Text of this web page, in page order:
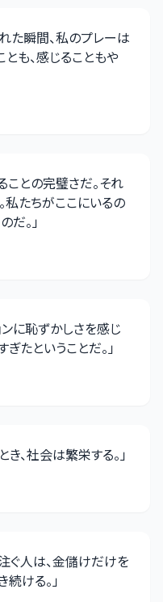
た瞬間、私のプレーは
も、感じることもや
との完璧さだ。それ
私たちがここにいるの
だ。」
に恥ずかしさを感じ
たということだ。」
、社会は繁栄する。」
ぐ人は、金儲けだけを
続ける。」